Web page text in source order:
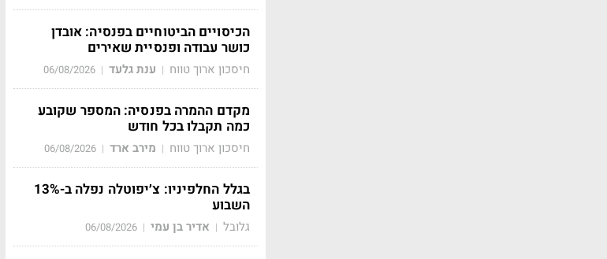
הכיסויים הביטוחיים בפנסיה: אובדן
כושר עבודה ופנסיית שאירים
חיסכון ארוך טווח | ענת גלעד |
06/08/2026
מקדם ההמרה בפנסיה: המספר שקובע
כמה תקבלו בכל חודש
חיסכון ארוך טווח | מירב ארד |
06/08/2026
בגלל החלפיניו: צ׳יפוטלה נפלה ב-13%
השבוע
גלובל | אדיר בן עמי |
06/08/2026